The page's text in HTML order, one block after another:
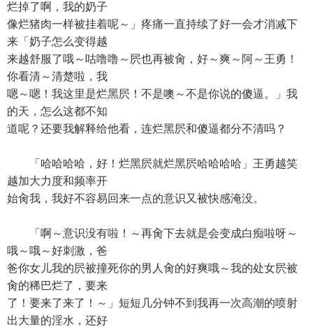
烂掉了啊，我的奶子
像烂猪肉一样被挂着呢～」疼痛一直持续了好一会才消减下
来「奶子怎么变得越
来越舒服了哦～咕噜噜～屄也再被肏，好～爽～阿～王勇！
你看清～清楚啦，我
嗯～嗯！我这里是烂黑屄！不是噢～不是你说的傻逼。」我
的天，怎么这都不知
道呢？还要我解释给他看，连烂黑屄和傻逼都分不清吗？
「哈哈哈哈，好！烂黑屄就烂黑屄哈哈哈哈」王勇越笑
越加大力度和频率开
始肏我，我好不容易回来一点的意识又被快感淹没。
「啊～意识没有啦！～再肏下去就是会变成白痴啦呀～
哦～哦～好刺激，爸
爸你女儿我的屄被撞死你的男人肏的好爽哦～我的处女屄被
肏的稀巴烂了，要来
了！要来了来了！～」短短几分钟不到我再一次高潮的喷射
出大量的淫水，还好